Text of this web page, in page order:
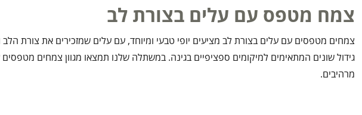
צמח מטפס עם עלים בצורת לב
צמחים מטפסים עם עלים בצורת לב מציעים יופי טבעי ומיוחד, עם עלים שמזכירים את צורת
גידול שונים המתאימים למיקומים ספציפיים בגינה. במשתלה שלנו תמצאו מגוון צמחים
מרהיבים.